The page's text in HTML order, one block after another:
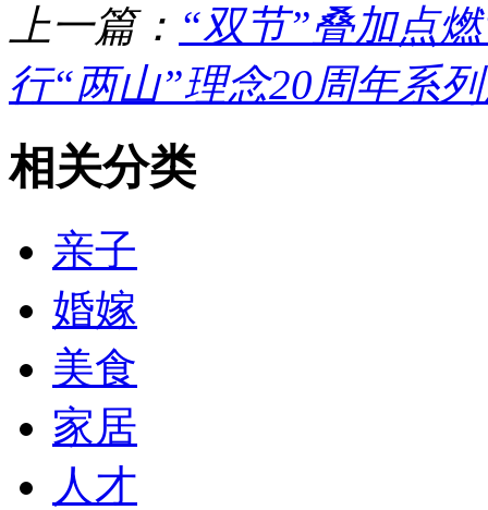
上一篇： “双节”叠加点
行“两山”理念20周年系
相关分类
亲子
婚嫁
美食
家居
人才